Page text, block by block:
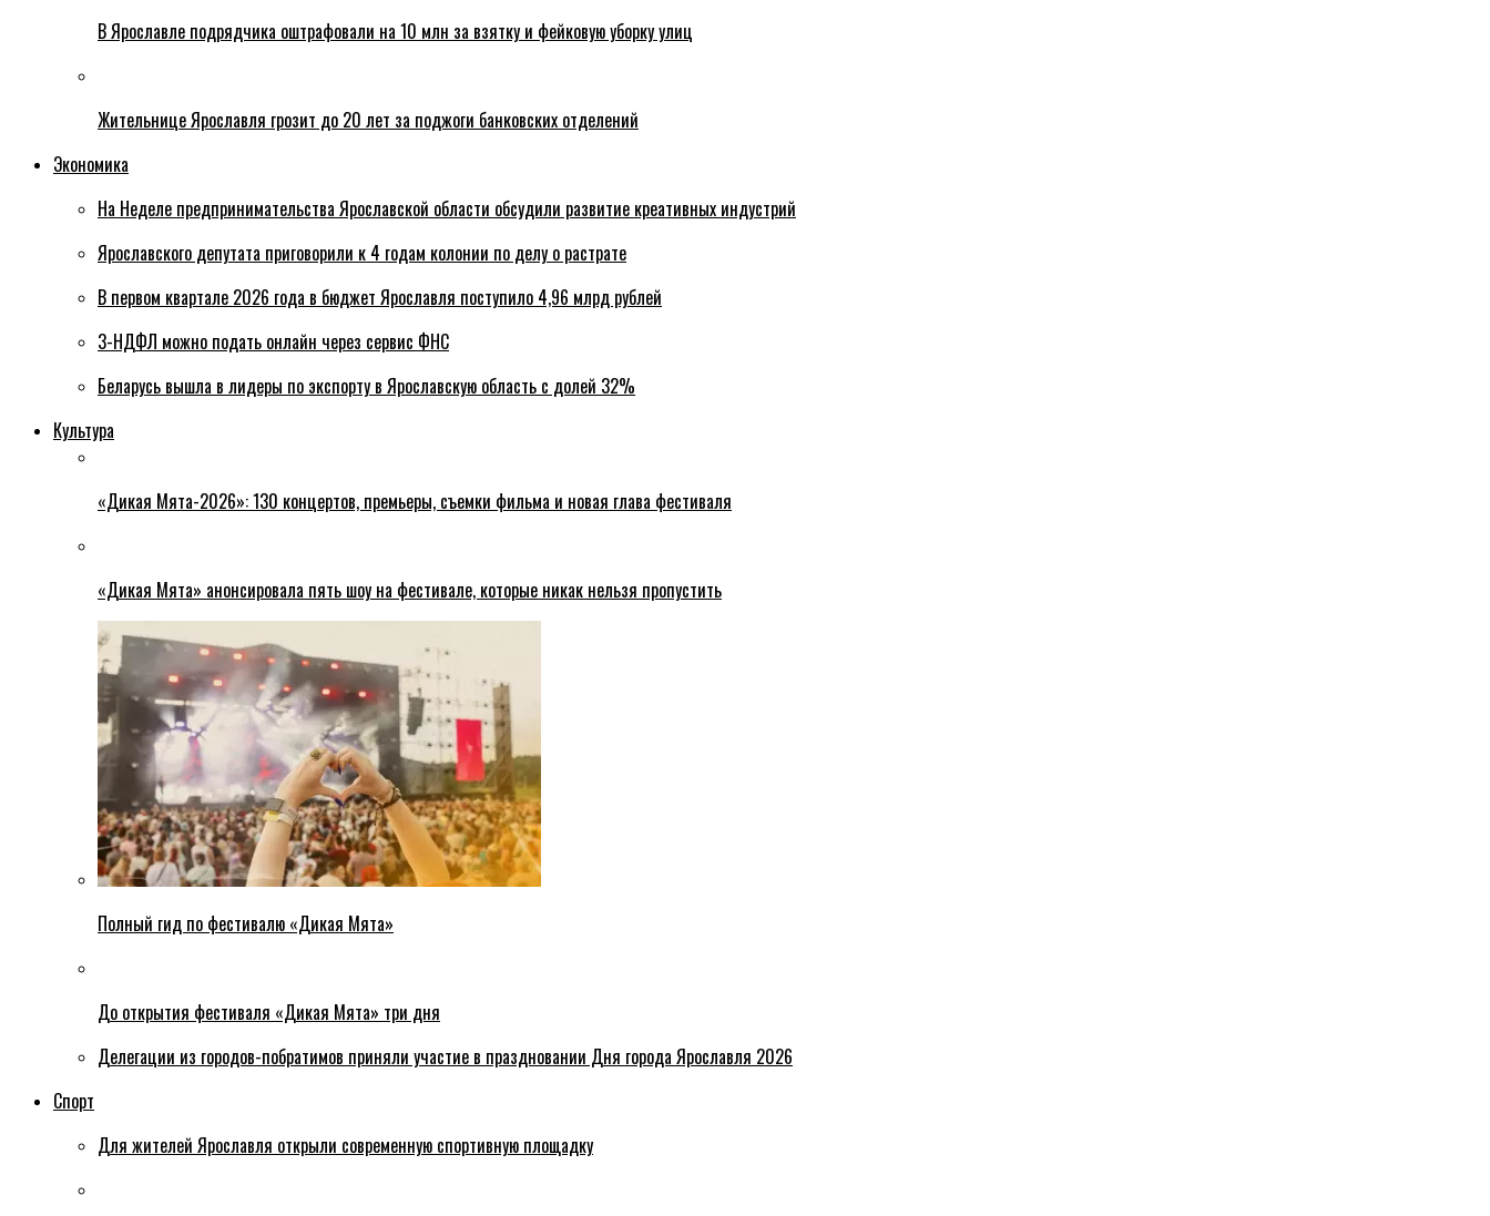
В Ярославле подрядчика оштрафовали на 10 млн за взятку и фейковую уборку улиц
Жительнице Ярославля грозит до 20 лет за поджоги банковских отделений
Экономика
На Неделе предпринимательства Ярославской области обсудили развитие креативных индустрий
Ярославского депутата приговорили к 4 годам колонии по делу о растрате
В первом квартале 2026 года в бюджет Ярославля поступило 4,96 млрд рублей
3-НДФЛ можно подать онлайн через сервис ФНС
Беларусь вышла в лидеры по экспорту в Ярославскую область с долей 32%
Культура
«Дикая Мята-2026»: 130 концертов, премьеры, съемки фильма и новая глава фестиваля
«Дикая Мята» анонсировала пять шоу на фестивале, которые никак нельзя пропустить
Полный гид по фестивалю «Дикая Мята»
До открытия фестиваля «Дикая Мята» три дня
Делегации из городов-побратимов приняли участие в праздновании Дня города Ярославля 2026
Спорт
Для жителей Ярославля открыли современную спортивную площадку